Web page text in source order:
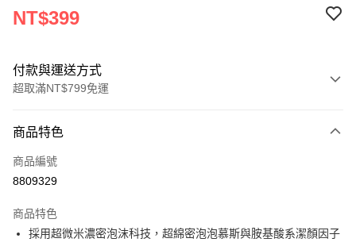
NT$399
付款與運送方式
超取滿NT$799免運
信用卡一次付款
超商取貨付款
Apple Pay
商品特色
商品編號
8809329
商品特色
採用超微米濃密泡沫科技，超綿密泡泡慕斯與胺基酸系潔顏因子